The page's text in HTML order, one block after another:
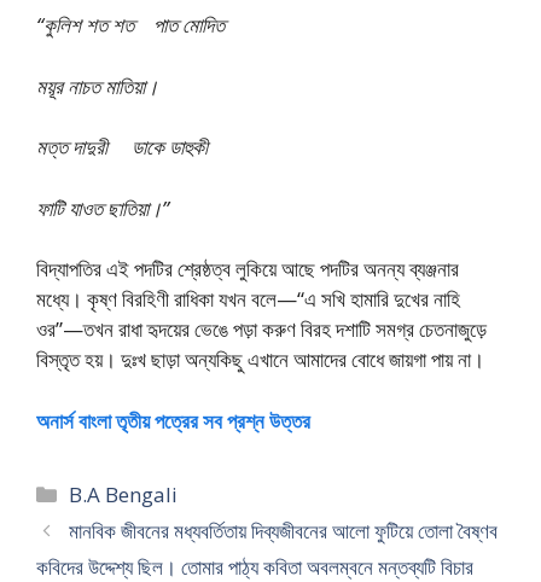
“কুলিশ শত শত পাত মোদিত
ময়ূর নাচত মাতিয়া।
মত্ত দাদুরী ডাকে ডাহুকী
ফাটি যাওত ছাতিয়া।”
বিদ্যাপতির এই পদটির শ্রেষ্ঠত্ব লুকিয়ে আছে পদটির অনন্য ব্যঞ্জনার
মধ্যে। কৃষ্ণ বিরহিণী রাধিকা যখন বলে—“এ সখি হামারি দুখের নাহি
ওর”—তখন রাধা হৃদয়ের ভেঙে পড়া করুণ বিরহ দশাটি সমগ্র চেতনাজুড়ে
বিস্তৃত হয়। দুঃখ ছাড়া অন্যকিছু এখানে আমাদের বোধে জায়গা পায় না।
অনার্স বাংলা তৃতীয় পত্রের সব প্রশ্ন উত্তর
Categories
B.A Bengali
মানবিক জীবনের মধ্যবর্তিতায় দিব্যজীবনের আলো ফুটিয়ে তোলা বৈষ্ণব
কবিদের উদ্দেশ্য ছিল। তোমার পাঠ্য কবিতা অবলম্বনে মন্তব্যটি বিচার